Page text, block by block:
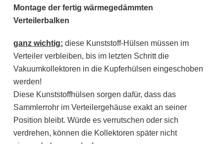
Montage der fertig wärmegedämmten
Verteilerbalken
ganz wichtig: diese Kunststoff-Hülsen müssen im
Verteiler verbleiben, bis im letzten Schritt die
Vakuumkollektoren in die Kupferhülsen eingeschoben
werden!
Diese Kunststoffhülsen sorgen dafür, dass das
Sammlerrohr im Verteilergehäuse exakt an seiner
Position bleibt. Würde es verrutschen oder sich
verdrehen, können die Kollektoren später nicht